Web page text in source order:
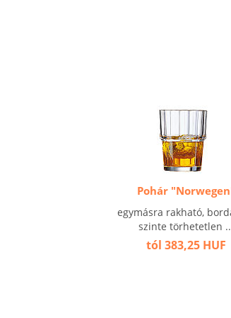
Pohár
egymásra rakható,
szinte törhetetlen
tól 383,25 HUF